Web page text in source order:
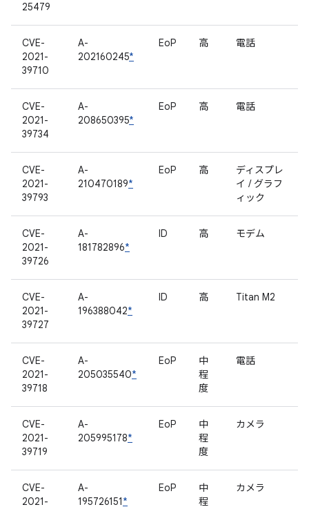
25479
CVE-
2021-
39710
A-
202160245*
EoP 高 電話
CVE-
2021-
39734
A-
208650395*
EoP 高 電話
CVE-
2021-
39793
A-
210470189*
EoP 高
ディスプレ
イ / グラフ
ィック
CVE-
2021-
39726
A-
181782896*
ID 高 モデム
CVE-
2021-
39727
A-
196388042*
ID 高 Titan M2
CVE-
2021-
39718
A-
205035540*
EoP
中
程
度
電話
CVE-
2021-
39719
A-
205995178*
EoP
中
程
度
カメラ
CVE-
2021-
A-
195726151*
EoP
中
程
カメラ